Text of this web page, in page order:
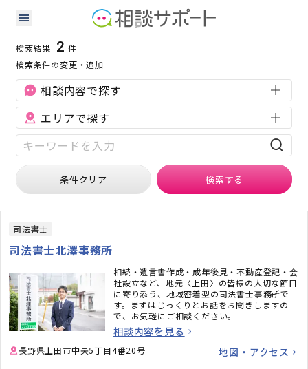
長野県の会社設立に強い専門家の検索結果
会社設立
検索結果 2 件
検索条件の変更・追加
相談内容で探す
エリアで探す
条件クリア 検索する
司法書士
司法書士北澤事務所
相続・遺言書作成・成年後見・不動産登記・会
社設立など、地元〈上田〉の皆様の大切な節目
に寄り添う、地域密着型の司法書士事務所で
す。まずはじっくりとお話をお聞きしますの
で、お気軽にご相談ください。
相談内容を見る
長野県上田市中央5丁目4番20号 地図・アクセス